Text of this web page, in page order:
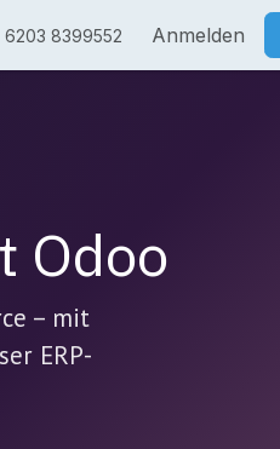
6203 8399552 Anmelden
Odoo
– mit
ERP-